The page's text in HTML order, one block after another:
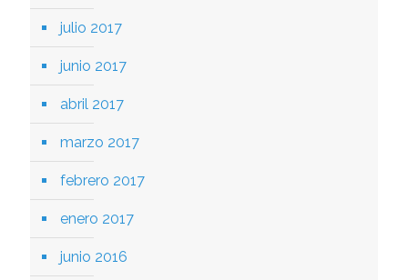
julio 2017
junio 2017
abril 2017
marzo 2017
febrero 2017
enero 2017
junio 2016